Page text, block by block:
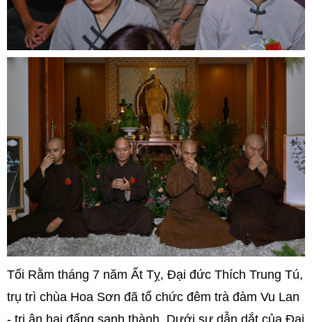
Tối Rằm tháng 7 năm Ất Tỵ, Đại đức Thích Trung Tú,
trụ trì chùa Hoa Sơn đã tổ chức đêm trà đàm Vu Lan